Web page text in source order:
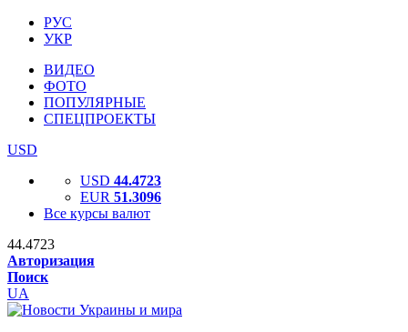
РУС
УКР
ВИДЕО
ФОТО
ПОПУЛЯРНЫЕ
СПЕЦПРОЕКТЫ
USD
USD 44.4723
EUR 51.3096
Все курсы валют
44.4723
Авторизация
Поиск
UA